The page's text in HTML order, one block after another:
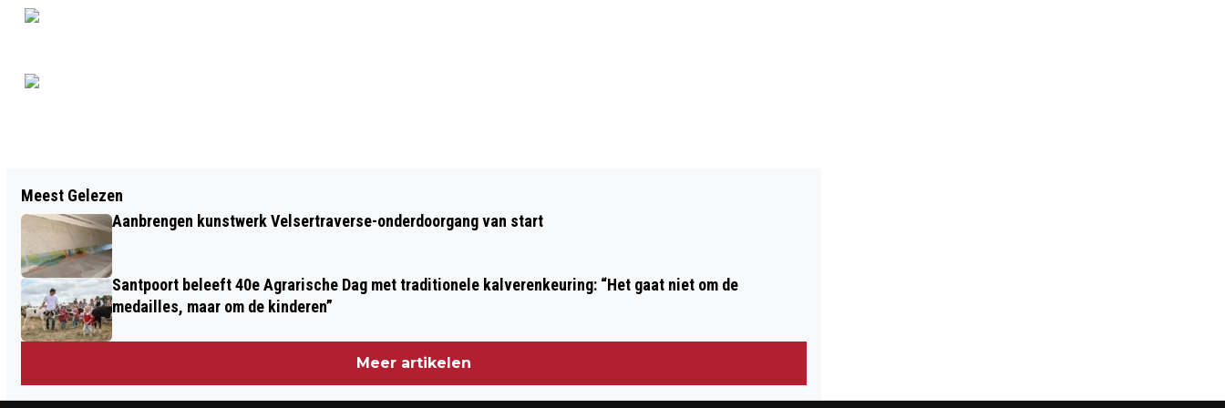
FEESTWEEK BEVERWIJK: BIG BROTHER
IS WATCHING YOU!
38E WIELERRONDE VAN BEVERWIJK
Meest Gelezen
Aanbrengen kunstwerk Velsertraverse-onderdoorgang van start
Santpoort beleeft 40e Agrarische Dag met traditionele kalverenkeuring: “Het gaat niet om de
medailles, maar om de kinderen”
Meer artikelen